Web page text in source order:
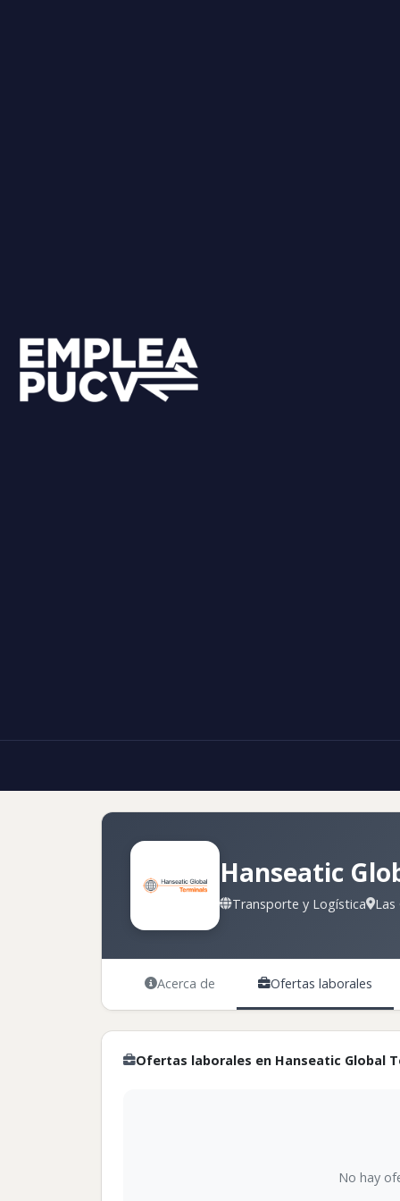
Hanseatic
Transporte y Logística
Acerca de Ofertas laborales
Ofertas laborales en Hanseatic Global
No hay